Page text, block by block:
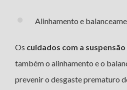
Alinhamento e
Os cuidados com a
também o alinhamento e o
prevenir o desgaste prematuro